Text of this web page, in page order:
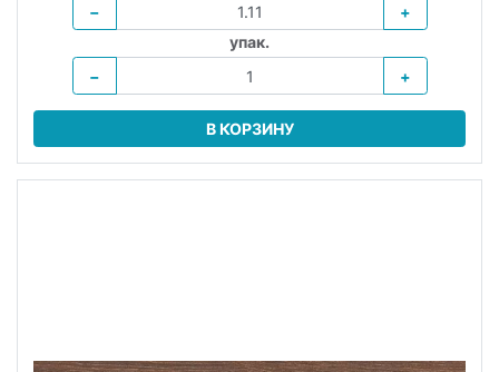
−
+
упак.
−
+
В КОРЗИНУ